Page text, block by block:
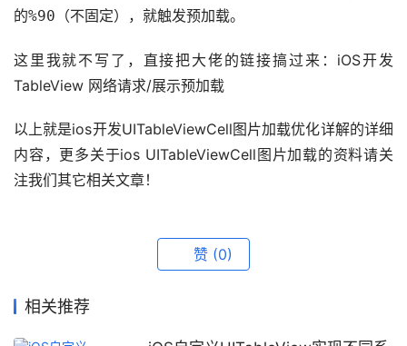
的%90 （不固定），就触发预加载。
这里我就不写了，直接把大佬的链接搞过来：iOS开发
TableView 网络请求/展示预加载
以上就是ios开发UITableViewCell图片加载优化详解的详细
内容，更多关于ios UITableViewCell图片加载的资料请关
注我们其它相关文章！
赞 (0)
相关推荐